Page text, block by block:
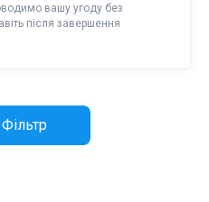
вашу угоду без
після завершення
Фільтр